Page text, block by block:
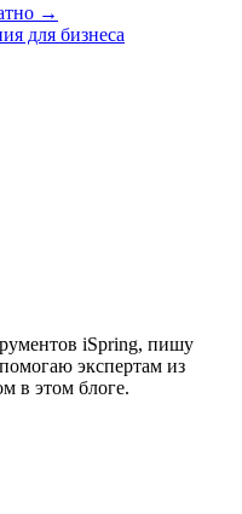
→
iSpring, пишу
экспертам из
в этом блоге.